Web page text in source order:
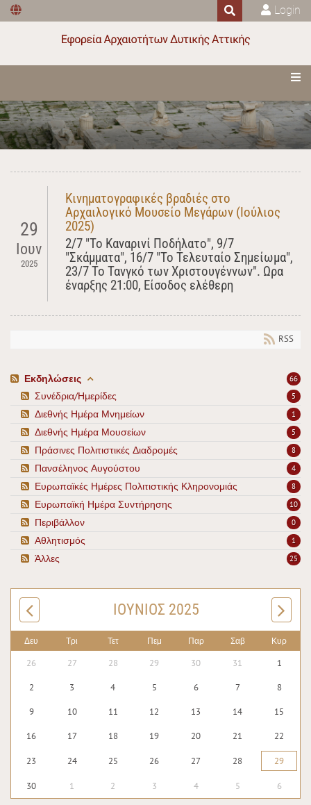
Login
29
Ιουν
2025
Κινηματογραφικές βραδιές στο
Αρχαιλογικό Μουσείο Μεγάρων (Ιούλιος
2025)
2/7 "Το Καναρινί Ποδήλατο", 9/7
"Σκάμματα", 16/7 "Το Τελευταίο Σημείωμα",
23/7 Το Τανγκό των Χριστουγέννων". Ωρα
έναρξης 21:00, Είσοδος ελέθερη
RSS
66
Εκδηλώσεις
5
Συνέδρια/Ημερίδες
1
Διεθνής Ημέρα Μνημείων
5
Διεθνής Ημέρα Μουσείων
8
Πράσινες Πολιτιστικές Διαδρομές
4
Πανσέληνος Αυγούστου
8
Ευρωπαϊκές Ημέρες Πολιτιστικής Κληρονομιάς
10
Ευρωπαϊκή Ημέρα Συντήρησης
0
Περιβάλλον
1
Αθλητισμός
25
Άλλες
ΙΟΎΝΙΟΣ 2025
Δευ Τρι Τετ Πεμ Παρ Σαβ Κυρ
26 27 28 29 30 31 1
2 3 4 5 6 7 8
9 10 11 12 13 14 15
16 17 18 19 20 21 22
23 24 25 26 27 28 29
30 1 2 3 4 5 6